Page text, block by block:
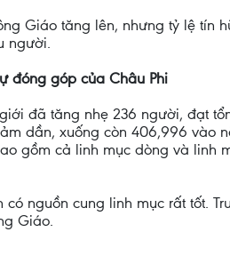
Giáo tăng lên, nhưng tỷ lệ tín
người.
đóng góp của Châu Phi
đã tăng nhẹ 236 người, đạt
dần, xuống còn 406,996 vào
gồm cả linh mục dòng và linh
nguồn cung linh mục rất tốt.
Giáo.